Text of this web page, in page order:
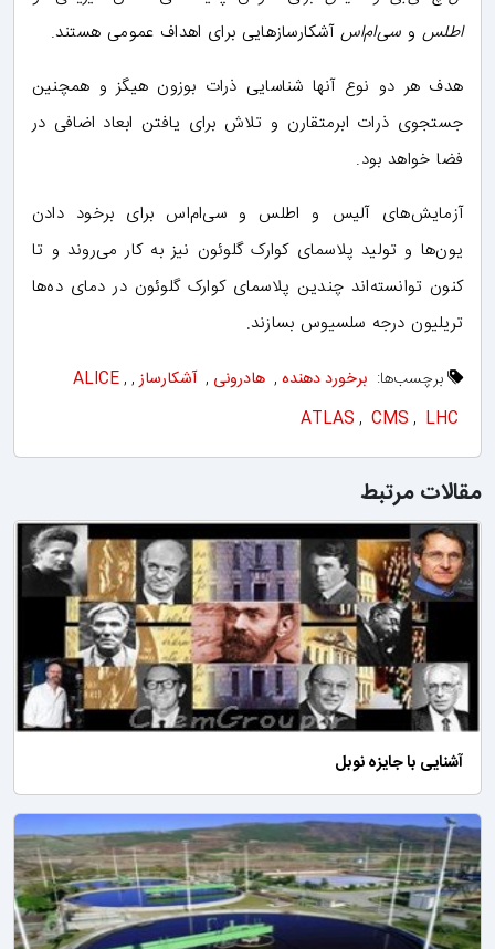
اطلسو سی‌ام‌اس آشکارسازهایی برای اهداف عمومی هستند.
هدف هر دو نوع آنها شناسایی ذرات بوزون هیگز و همچنین
جستجوی ذرات ابرمتقارن و تلاش برای یافتن ابعاد اضافی در
فضا خواهد بود.
آزمایش‌های آلیس و اطلس و سی‌ام‌اس برای برخود دادن
یون‌ها و تولید پلاسمای کوارک گلوئون نیز به کار می‌روند و تا
کنون توانسته‌اند چندین پلاسمای کوارک گلوئون در دمای ده‌ها
تریلیون درجه سلسیوس بسازند.
برچسب‌ها: برخورد دهنده , هادرونی , آشکارساز ,
ALICE,
ATLAS , CMS , LHC
مقالات مرتبط
آشنایی با جایزه نوبل